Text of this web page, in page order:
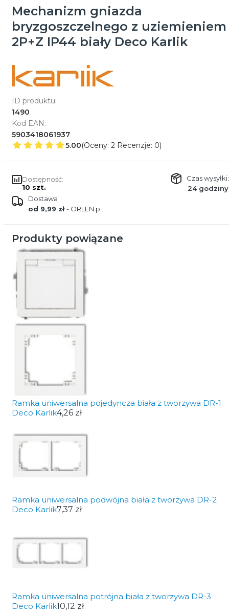
Mechanizm gniazda
bryzgoszczelnego z uziemieniem
2P+Z IP44 biały Deco Karlik
ID produktu:
1490
Kod EAN:
5903418061937
5.00(Oceny: 2 Recenzje: 0)
Dostępność:
10 szt.
Czas wysyłki:
24 godziny
Dostawa
od 9,99 zł- ORLEN paczka
Produkty powiązane
Ramka uniwersalna pojedyncza biała z tworzywa DR-1
Deco Karlik4,26 zł
Ramka uniwersalna podwójna biała z tworzywa DR-2
Deco Karlik7,37 zł
Ramka uniwersalna potrójna biała z tworzywa DR-3
Deco Karlik10,12 zł